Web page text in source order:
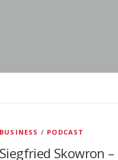
BUSINESS / PODCAST
Siegfried Skowron